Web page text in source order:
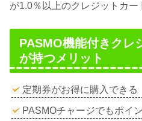
が1.0％以上のクレジットカー
PASMO機能付きクレ
が持つメリット
定期券がお得に購入できる
PASMOチャージでもポイ